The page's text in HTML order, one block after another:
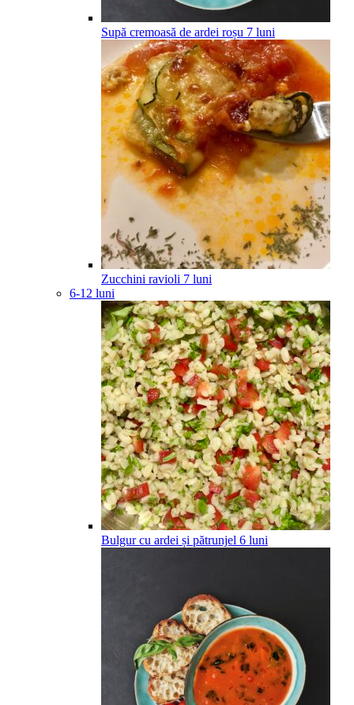
Supă cremoasă de ardei roșu 7 luni
Zucchini ravioli 7 luni
6-12 luni
Bulgur cu ardei și pătrunjel 6 luni